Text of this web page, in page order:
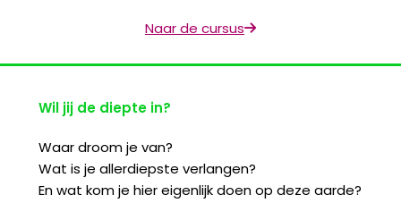
Naar de cursus
Wil jij de diepte in?
Waar droom je van?
Wat is je allerdiepste verlangen?
En wat kom je hier eigenlijk doen op deze aarde?